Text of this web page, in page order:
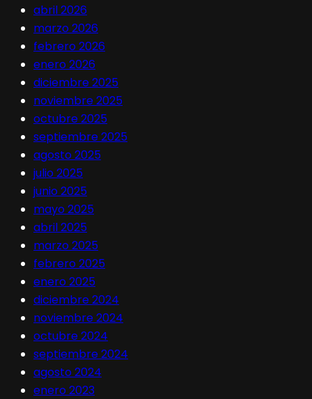
abril 2026
marzo 2026
febrero 2026
enero 2026
diciembre 2025
noviembre 2025
octubre 2025
septiembre 2025
agosto 2025
julio 2025
junio 2025
mayo 2025
abril 2025
marzo 2025
febrero 2025
enero 2025
diciembre 2024
noviembre 2024
octubre 2024
septiembre 2024
agosto 2024
enero 2023